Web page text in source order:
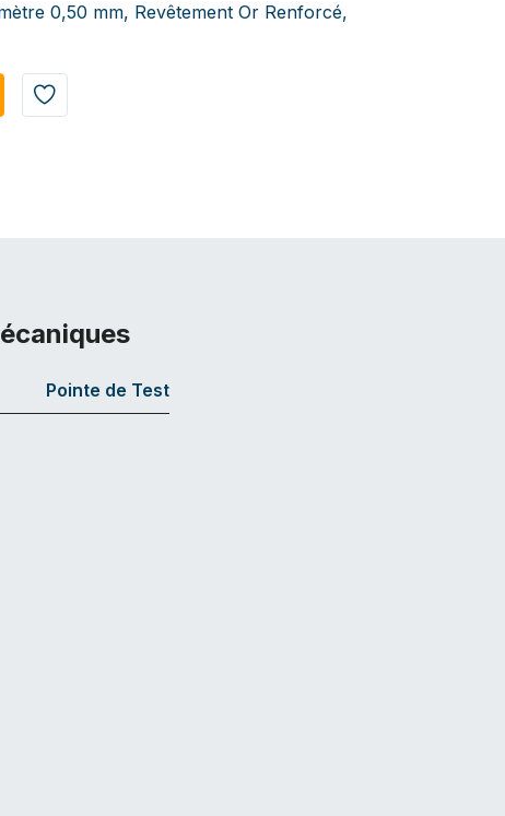
0,50 mm, Revêtement Or Renforcé,
Pointe de Test